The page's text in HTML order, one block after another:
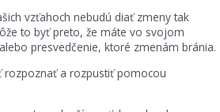
vzťahoch nebudú diať zmeny tak
to byť preto, že máte vo svojom
presvedčenie, ktoré zmenám bránia.
a rozpustiť pomocou